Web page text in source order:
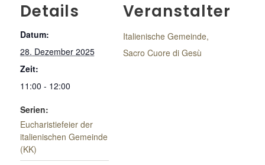
Details
Datum:
28. Dezember 2025
Zeit:
11:00 - 12:00
Serien:
Eucharistiefeier der
italienischen Gemeinde
(KK)
Veranstalter
Italienische Gemeinde,
Sacro Cuore di Gesù